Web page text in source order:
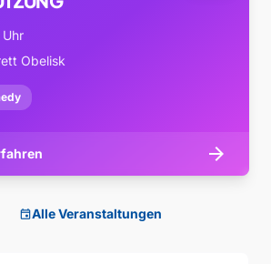
Obelisk
arrow_forward
eventAlle Veranstaltungen